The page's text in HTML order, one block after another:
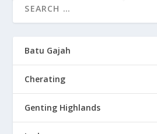
Batu Gajah
Cherating
Genting Highlands